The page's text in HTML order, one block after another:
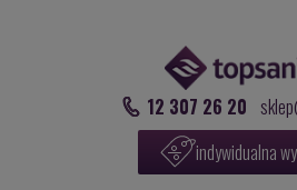
12 307 26 20
indywidualna